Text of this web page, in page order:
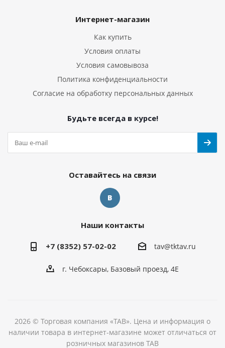
Интернет-магазин
Как купить
Условия оплаты
Условия самовывоза
Политика конфиденциальности
Согласие на обработку персональных данных
Будьте всегда в курсе!
Оставайтесь на связи
Наши контакты
+7 (8352) 57-02-02 tav@tktav.ru
г. Чебоксары, Базовый проезд, 4Е
2026 © Торговая компания «ТАВ». Цена и информация о
наличии товара в интернет-магазине может отличаться от
розничных магазинов ТАВ